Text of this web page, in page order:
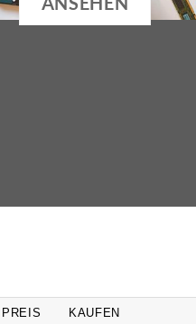
PREIS KAUFEN